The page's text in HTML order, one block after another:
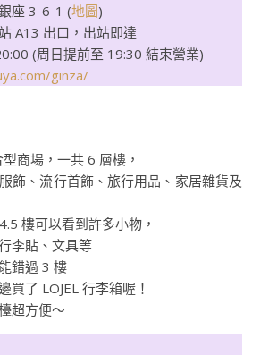
座 3-6-1 (地圖)
A13 出口，出站即達
(周日提前至 19:30 結束營業)
ginza/
商場，一共 6 層樓，
飾、流行首飾、旅行用品、家居雜貨及
樓可以看到許多小物，
李貼、文具等
錯過 3 樓
買了 LOJEL 行李箱喔！
超方便～